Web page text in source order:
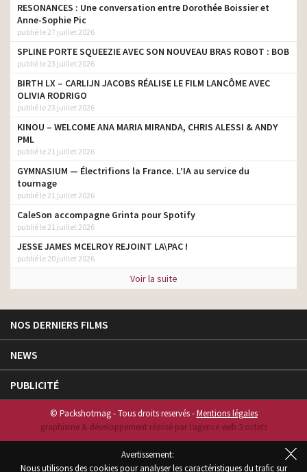
RESONANCES : Une conversation entre Dorothée Boissier et
Anne-Sophie Pic
publié le 27 juillet 2026
SPLINE PORTE SQUEEZIE AVEC SON NOUVEAU BRAS ROBOT : BOB
publié le 23 juillet 2026
BIRTH LX – CARLIJN JACOBS RÉALISE LE FILM LANCÔME AVEC
OLIVIA RODRIGO
publié le 23 juillet 2026
KINOU – WELCOME ANA MARIA MIRANDA, CHRIS ALESSI & ANDY
PML
publié le 21 juillet 2026
GYMNASIUM — Électrifions la France. L’IA au service du
tournage
publié le 21 juillet 2026
CaleSon accompagne Grinta pour Spotify
publié le 21 juillet 2026
JESSE JAMES MCELROY REJOINT LA\PAC !
publié le 20 juillet 2026
Voir la suite
NOS DERNIERS FILMS
NEWS
PUBLICITÉ
© Packshotmag - Tous droits reservés -Mentions légales
graphisme & développement réalisé par l‘agence web 3 octets
Avertissement:
Nous utilisons des cookies pour analyser les caractéristiques du trafic sur